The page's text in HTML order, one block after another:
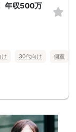
年収500万
30代向け 個室